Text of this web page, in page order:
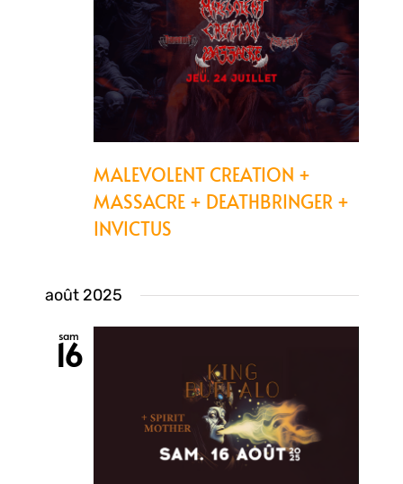
MALEVOLENT CREATION +
MASSACRE + DEATHBRINGER +
INVICTUS
août 2025
sam
16